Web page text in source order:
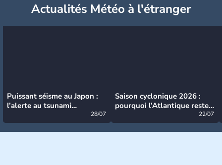
Actualités Météo à l'étranger
Puissant séisme au Japon :
l’alerte au tsunami
28/07
Saison cyclonique 2026 :
pourquoi l’Atlantique reste
22/07